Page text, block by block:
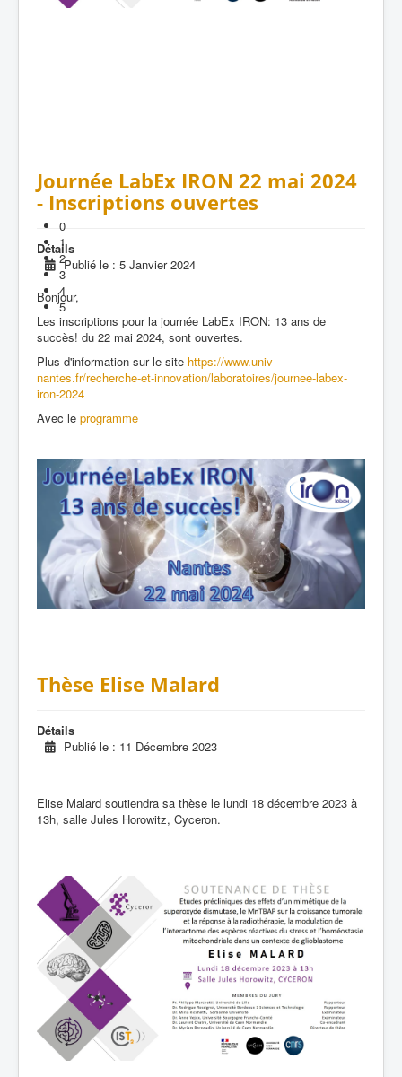
0
1
2
3
4
5
Journée LabEx IRON 22 mai 2024
- Inscriptions ouvertes
Détails
Publié le : 5 Janvier 2024
Bonjour,
Les inscriptions pour la journée LabEx IRON: 13 ans de
succès! du 22 mai 2024, sont ouvertes.
Plus d'information sur le site https://www.univ-
nantes.fr/recherche-et-innovation/laboratoires/journee-labex-
iron-2024
Avec le programme
Thèse Elise Malard
Détails
Publié le : 11 Décembre 2023
Elise Malard soutiendra sa thèse le lundi 18 décembre 2023 à
13h, salle Jules Horowitz, Cyceron.